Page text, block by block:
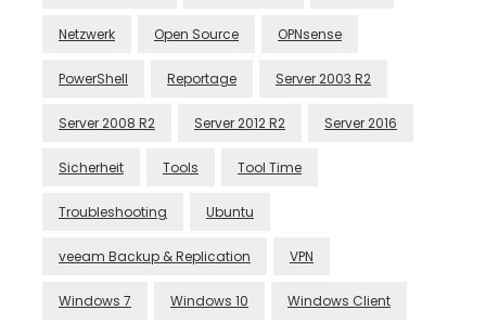
Netzwerk Open Source OPNsense
PowerShell Reportage Server 2003 R2
Server 2008 R2 Server 2012 R2 Server 2016
Sicherheit Tools Tool Time
Troubleshooting Ubuntu
veeam Backup & Replication VPN
Windows 7 Windows 10 Windows Client